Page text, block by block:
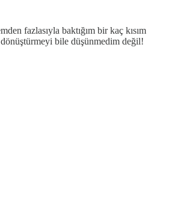
fazlasıyla baktığım bir kaç kısım
bile düşünmedim değil!